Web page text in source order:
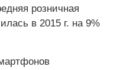
розничная
в 2015 г. на 9%